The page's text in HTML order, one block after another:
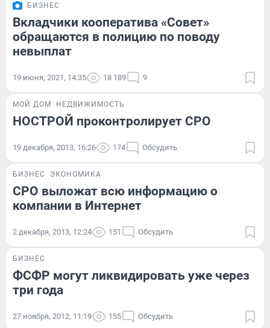
БИЗНЕС
Вкладчики кооператива «Совет»
обращаются в полицию по поводу
невыплат
19 июня, 2021, 14:35 18 189 9
МОЙ ДОМ НЕДВИЖИМОСТЬ
НОСТРОЙ проконтролирует СРО
19 декабря, 2013, 16:26 174 Обсудить
БИЗНЕС ЭКОНОМИКА
СРО выложат всю информацию о
компании в Интернет
2 декабря, 2013, 12:24 151 Обсудить
БИЗНЕС
ФСФР могут ликвидировать уже через
три года
27 ноября, 2012, 11:19 155 Обсудить